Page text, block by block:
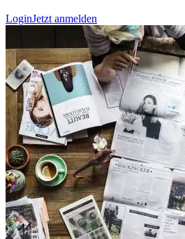
LoginJetzt anmelden